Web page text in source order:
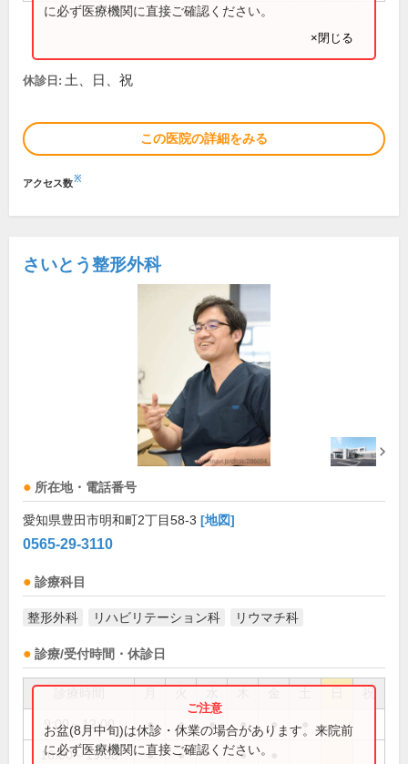
に必ず医療機関に直接ご確認ください。
×閉じる
休診日: 土、日、祝
この医院の詳細をみる
アクセス数※
さいとう整形外科
所在地・電話番号
愛知県豊田市明和町2丁目58-3 [地図]
0565-29-3110
診療科目
整形外科 リハビリテーション科 リウマチ科
診療/受付時間・休診日
祝
9:00～12:00 ● ● ● ● ●
16:00～19:00 ● ● ●
お盆(8月中旬)は休診・休業の場合があります。来院前
に必ず医療機関に直接ご確認ください。